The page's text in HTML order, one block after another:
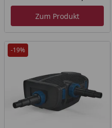
Zum Produkt
-19%